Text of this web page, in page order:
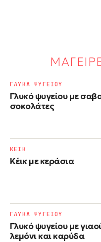
Γλυκό ψυγείου με
σοκολάτες
ΓΛΥΚΑ ΨΥΓΕΙΟΥ
Κέικ με κεράσια
ΚΕΙΚ
Γλυκό ψυγείου με
λεμόνι και καρύδα
ΓΛΥΚΑ ΨΥΓΕΙΟΥ